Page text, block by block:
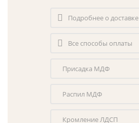
Подробнее о доставке
Все способы оплаты
Присадка МДФ
Распил МДФ
Кромление ЛДСП